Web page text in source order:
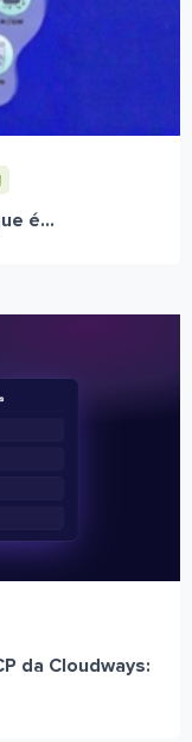
é...
da Cloudways: